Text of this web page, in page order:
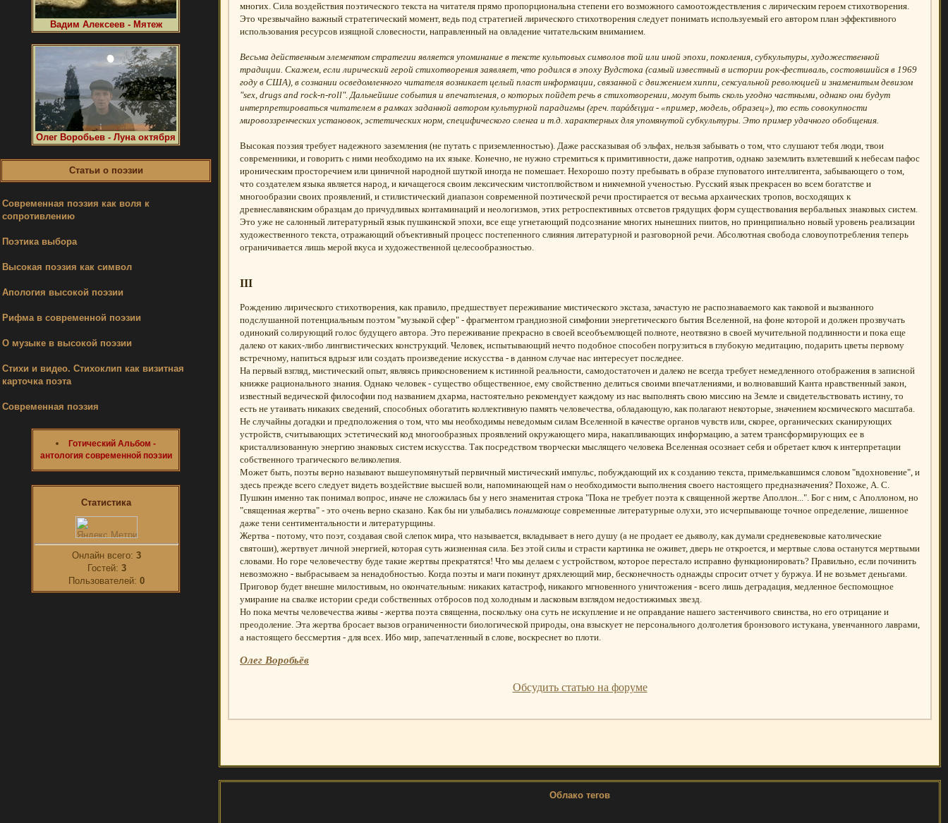
Вадим Алексеев - Мятеж
Олег Воробьев - Луна октября
Статьи о поэзии
Современная поэзия как воля к
сопротивлению
Поэтика выбора
Высокая поэзия как символ
Апология высокой поэзии
Рифма в современной поэзии
О музыке в высокой поэзии
Стихи и видео. Стихоклип как визитная
карточка поэта
Современная поэзия
Готический Альбом -
антология современной поэзии
Статистика
Онлайн всего: 3
Гостей: 3
Пользователей: 0
многих. Сила воздействия поэтического текста на читателя прямо пропорциональна степени его возможного самоотождествления с лирическим героем стихотворения.
Это чрезвычайно важный стратегический момент, ведь под стратегией лирического стихотворения следует понимать используемый его автором план эффективного
использования ресурсов изящной словесности, направленный на овладение читательским вниманием.
Весьма действенным элементом стратегии является упоминание в тексте культовых символов той или иной эпохи, поколения, субкультуры, художественной
традиции. Скажем, если лирический герой стихотворения заявляет, что родился в эпоху Вудстока (самый известный в истории рок-фестиваль, состоявшийся в 1969
году в США), в сознании осведомленного читателя возникает целый пласт информации, связанной с движением хиппи, сексуальной революцией и знаменитым девизом
"sex, drugs and rock-n-roll". Дальнейшие события и впечатления, о которых пойдет речь в стихотворении, могут быть сколь угодно частными, однако они будут
интерпретироваться читателем в рамках заданной автором культурной парадигмы (греч. παράδειγμα - «пример, модель, образец»), то есть совокупности
мировоззренческих установок, эстетических норм, специфического сленга и т.д. характерных для упомянутой субкультуры. Это пример удачного обобщения.
Высокая поэзия требует надежного заземления (не путать с приземленностью). Даже рассказывая об эльфах, нельзя забывать о том, что слушают тебя люди, твои
современники, и говорить с ними необходимо на их языке. Конечно, не нужно стремиться к примитивности, даже напротив, однако заземлить взлетевший к небесам пафос
ироническим просторечием или циничной народной шуткой иногда не помешает. Нехорошо поэту пребывать в образе глуповатого интеллигента, забывающего о том,
что создателем языка является народ, и кичащегося своим лексическим чистоплюйством и никчемной ученостью. Русский язык прекрасен во всем богатстве и
многообразии своих проявлений, и стилистический диапазон современной поэтической речи простирается от весьма архаических тропов, восходящих к
древнеславянским образцам до причудливых контаминаций и неологизмов, этих ретроспективных отсветов грядущих форм существования вербальных знаковых систем.
Это уже не салонный литературный язык пушкинской эпохи, все еще угнетающий подсознание многих нынешних пиитов, но принципиально новый уровень реализации
художественного текста, отражающий объективный процесс постепенного слияния литературной и разговорной речи. Абсолютная свобода словоупотребления теперь
ограничивается лишь мерой вкуса и художественной целесообразностью.
III
Рождению лирического стихотворения, как правило, предшествует переживание мистического экстаза, зачастую не распознаваемого как таковой и вызванного
подслушанной потенциальным поэтом "музыкой сфер" - фрагментом грандиозной симфонии энергетического бытия Вселенной, на фоне которой и должен прозвучать
одинокий солирующий голос будущего автора. Это переживание прекрасно в своей всеобъемлющей полноте, неотвязно в своей мучительной подлинности и пока еще
далеко от каких-либо лингвистических конструкций. Человек, испытывающий нечто подобное способен погрузиться в глубокую медитацию, подарить цветы первому
встречному, напиться вдрызг или создать произведение искусства - в данном случае нас интересует последнее.
На первый взгляд, мистический опыт, являясь прикосновением к истинной реальности, самодостаточен и далеко не всегда требует немедленного отображения в записной
книжке рационального знания. Однако человек - существо общественное, ему свойственно делиться своими впечатлениями, и волновавший Канта нравственный закон,
известный ведической философии под названием дхарма, настоятельно рекомендует каждому из нас выполнять свою миссию на Земле и свидетельствовать истину, то
есть не утаивать никаких сведений, способных обогатить коллективную память человечества, обладающую, как полагают некоторые, значением космического масштаба.
Не случайны догадки и предположения о том, что мы необходимы неведомым силам Вселенной в качестве органов чувств или, скорее, органических сканирующих
устройств, считывающих эстетический код многообразных проявлений окружающего мира, накапливающих информацию, а затем трансформирующих ее в
кристаллизованную энергию знаковых систем искусства. Так посредством творчески мыслящего человека Вселенная осознает себя и обретает ключ к интерпретации
собственного трагического великолепия.
Может быть, поэты верно называют вышеупомянутый первичный мистический импульс, побуждающий их к созданию текста, примелькавшимся словом "вдохновение", и
здесь прежде всего следует видеть воздействие высшей воли, напоминающей нам о необходимости выполнения своего настоящего предназначения? Похоже, А. С.
Пушкин именно так понимал вопрос, иначе не сложилась бы у него знаменитая строка "Пока не требует поэта к священной жертве Аполлон...". Бог с ним, с Аполлоном, но
"священная жертва" - это очень верно сказано. Как бы ни улыбались понимающе современные литературные олухи, это исчерпывающе точное определение, лишенное
даже тени сентиментальности и литературщины.
Жертва - потому, что поэт, создавая свой слепок мира, что называется, вкладывает в него душу (а не продает ее дьяволу, как думали средневековые католические
святоши), жертвует личной энергией, которая суть жизненная сила. Без этой силы и страсти картинка не оживет, дверь не откроется, и мертвые слова останутся мертвыми
словами. Но горе человечеству буде такие жертвы прекратятся! Что мы делаем с устройством, которое перестало исправно функционировать? Правильно, если починить
невозможно - выбрасываем за ненадобностью. Когда поэты и маги покинут дряхлеющий мир, бесконечность однажды спросит отчет у буржуа. И не возьмет деньгами.
Приговор будет внешне милостивым, но окончательным: никаких катастроф, никакого мгновенного уничтожения - всего лишь деградация, медленное беспомощное
умирание на свалке истории среди собственных отбросов под холодным и ласковым взглядом недостижимых звезд.
Но пока мечты человечества живы - жертва поэта священна, поскольку она суть не искупление и не оправдание нашего застенчивого свинства, но его отрицание и
преодоление. Эта жертва бросает вызов ограниченности биологической природы, она взыскует не персонального долголетия бронзового истукана, увенчанного лаврами,
а настоящего бессмертия - для всех. Ибо мир, запечатленный в слове, воскреснет во плоти.
Олег Воробьёв
Обсудить статью на форуме
Облако тегов